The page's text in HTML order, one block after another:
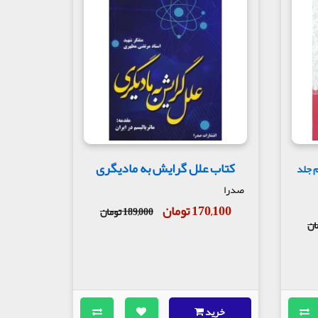
اولین‏ بار در دنیای اسلام این تعبیر در مورد
می‏شود یک دارو برای تکبر در داروخانه پیدا
معالجه می‏شود ، همچنانکه گاهی بیماری روانی
دارد و یک مسأله عجیبی است معالجه می‏شود . این
از تن نیست ، همچنانکه تن ، تابع مطلق از
می‏فرماید : " « فی قلوبهم مرض فزادهم الله مرضا
و رحمةللمؤمنین »" ما قرآن را برای شفا و
دل و قلب انسان است .
روانی‏ می‏شود ، یعنی منشأ بسیاری از عقده‏های
جلد کتاب علل گرایش به مادیگری
صدرا
170,100 تومان 189,000 تومان
خرید